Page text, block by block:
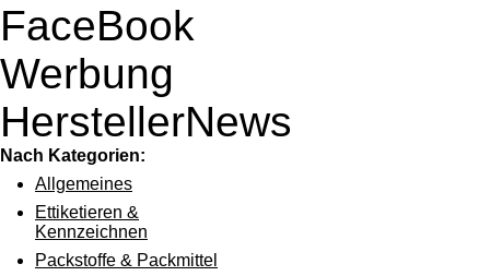
FaceBook
Werbung
HerstellerNews
Nach Kategorien:
Allgemeines
Ettiketieren &
Kennzeichnen
Packstoffe & Packmittel